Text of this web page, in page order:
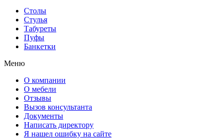
Столы
Стулья
Табуреты
Пуфы
Банкетки
Меню
О компании
О мебели
Отзывы
Вызов консультанта
Документы
Написать директору
Я нашел ошибку на сайте